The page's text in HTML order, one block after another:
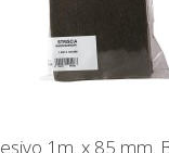
1m. x 85 mm.